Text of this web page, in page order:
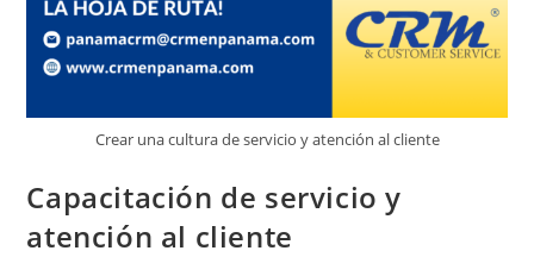
Crear una cultura de servicio y atención al cliente
Capacitación de servicio y
atención al cliente